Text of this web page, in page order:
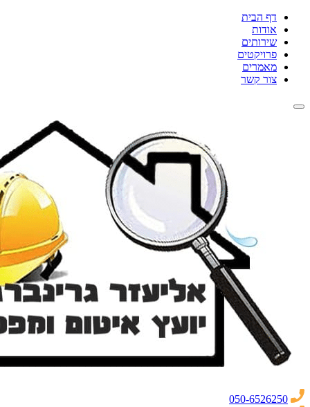
דף הבית
אודות
שירותים
פרויקטים
מאמרים
צור קשר
050-6526250